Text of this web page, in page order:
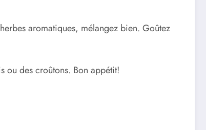
aromatiques, mélangez bien. Goûtez
ou des croûtons. Bon appétit!